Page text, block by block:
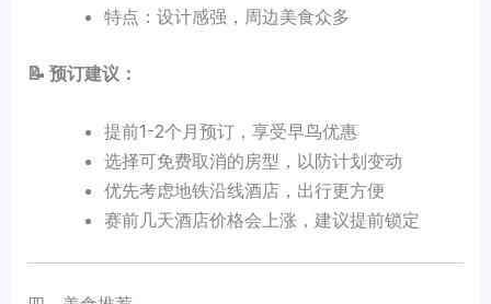
特点：设计感强，周边美食众多
📝 预订建议：
提前1-2个月预订，享受早鸟优惠
选择可免费取消的房型，以防计划变动
优先考虑地铁沿线酒店，出行更方便
赛前几天酒店价格会上涨，建议提前锁定